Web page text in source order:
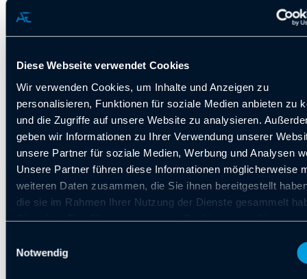
Diese Webseite verwendet Cookies
Wir verwenden Cookies, um Inhalte und Anzeigen zu
personalisieren, Funktionen für soziale Medien anbieten zu
und die Zugriffe auf unsere Website zu analysieren.
geben wir Informationen zu Ihrer Verwendung unserer
unsere Partner für soziale Medien, Werbung und Analysen
Unsere Partner führen diese Informationen möglicherweise
weiteren Daten zusammen, die Sie ihnen bereitgestellt
die sie im Rahmen Ihrer Nutzung der Dienste gesammelt
Notwendig